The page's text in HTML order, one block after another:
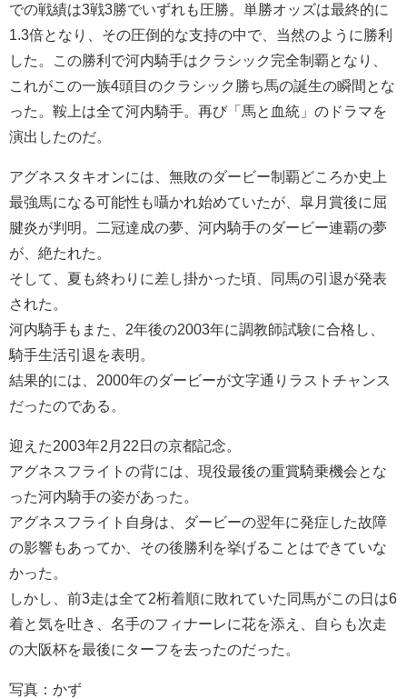
での戦績は3戦3勝でいずれも圧勝。単勝オッズは最終的に
1.3倍となり、その圧倒的な支持の中で、当然のように勝利
した。この勝利で河内騎手はクラシック完全制覇となり、
これがこの一族4頭目のクラシック勝ち馬の誕生の瞬間とな
った。鞍上は全て河内騎手。再び「馬と血統」のドラマを
演出したのだ。
アグネスタキオンには、無敗のダービー制覇どころか史上
最強馬になる可能性も囁かれ始めていたが、皐月賞後に屈
腱炎が判明。二冠達成の夢、河内騎手のダービー連覇の夢
が、絶たれた。
そして、夏も終わりに差し掛かった頃、同馬の引退が発表
された。
河内騎手もまた、2年後の2003年に調教師試験に合格し、
騎手生活引退を表明。
結果的には、2000年のダービーが文字通りラストチャンス
だったのである。
迎えた2003年2月22日の京都記念。
アグネスフライトの背には、現役最後の重賞騎乗機会とな
った河内騎手の姿があった。
アグネスフライト自身は、ダービーの翌年に発症した故障
の影響もあってか、その後勝利を挙げることはできていな
かった。
しかし、前3走は全て2桁着順に敗れていた同馬がこの日は6
着と気を吐き、名手のフィナーレに花を添え、自らも次走
の大阪杯を最後にターフを去ったのだった。
写真：かず